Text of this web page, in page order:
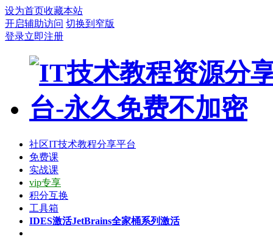
设为首页收藏本站
开启辅助访问 切换到窄版
登录立即注册
社区IT技术教程分享平台
免费课
实战课
vip专享
积分互换
工具箱
IDES激活JetBrains全家桶系列激活